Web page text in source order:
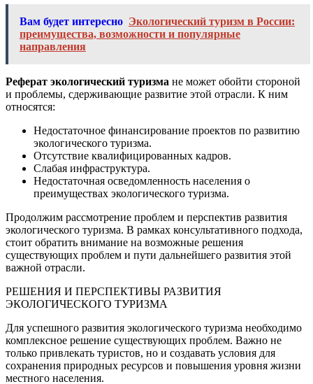
Вам будет интересно Экологический туризм в России:
преимущества, возможности и популярные
направления
Реферат экологический туризма не может обойти стороной
и проблемы, сдерживающие развитие этой отрасли. К ним
относятся:
Недостаточное финансирование проектов по развитию
экологического туризма.
Отсутствие квалифицированных кадров.
Слабая инфраструктура.
Недостаточная осведомленность населения о
преимуществах экологического туризма.
Продолжим рассмотрение проблем и перспектив развития
экологического туризма. В рамках консультативного подхода,
стоит обратить внимание на возможные решения
существующих проблем и пути дальнейшего развития этой
важной отрасли.
РЕШЕНИЯ И ПЕРСПЕКТИВЫ РАЗВИТИЯ
ЭКОЛОГИЧЕСКОГО ТУРИЗМА
Для успешного развития экологического туризма необходимо
комплексное решение существующих проблем. Важно не
только привлекать туристов, но и создавать условия для
сохранения природных ресурсов и повышения уровня жизни
местного населения.